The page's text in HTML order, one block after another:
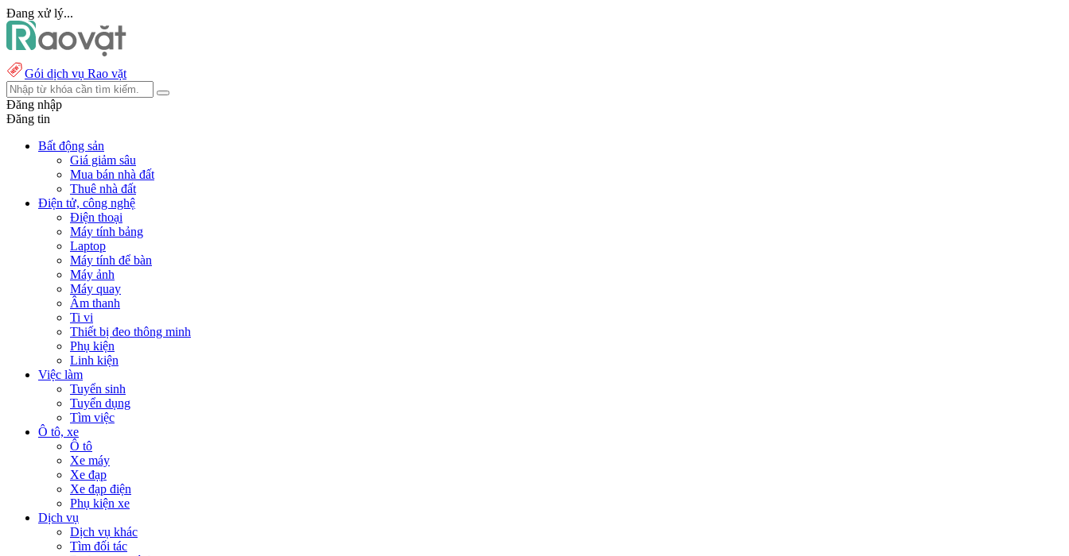
Đang xử lý...
Gói dịch vụ Rao vặt
Đăng nhập
Đăng tin
Bất động sản
Giá giảm sâu
Mua bán nhà đất
Thuê nhà đất
Điện tử, công nghệ
Điện thoại
Máy tính bảng
Laptop
Máy tính để bàn
Máy ảnh
Máy quay
Âm thanh
Ti vi
Thiết bị đeo thông minh
Phụ kiện
Linh kiện
Việc làm
Tuyển sinh
Tuyển dụng
Tìm việc
Ô tô, xe
Ô tô
Xe máy
Xe đạp
Xe đạp điện
Phụ kiện xe
Dịch vụ
Dịch vụ khác
Tìm đối tác